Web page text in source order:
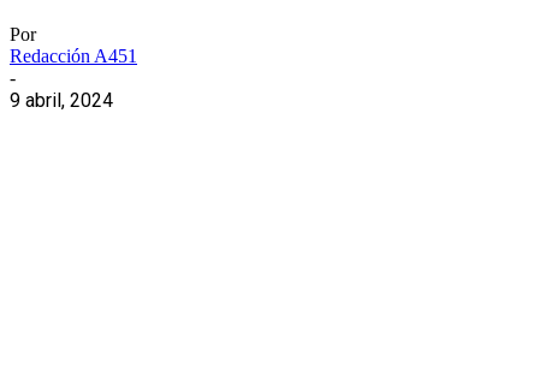
Por
Redacción A451
-
9 abril, 2024